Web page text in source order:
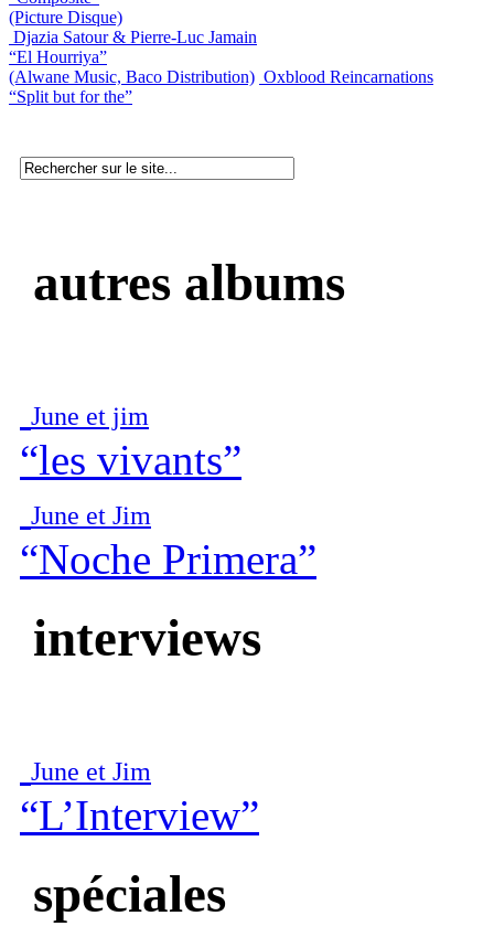
(Picture Disque)
Djazia Satour & Pierre-Luc Jamain
“El Hourriya”
(Alwane Music, Baco Distribution) Oxblood Reincarnations
“Split but for the”
autres albums
June et jim
“les vivants”
June et Jim
“Noche Primera”
interviews
June et Jim
“L’Interview”
spéciales